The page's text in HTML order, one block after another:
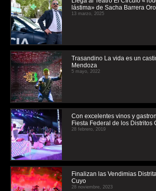
lástima» de Sacha Barrera Oro
13 marzo, 2025
Trasandino La vida es un
Mendoza
5 mayo, 2022
Con excelentes vinos y
Fiesta Federal de los Distritos
28 febrero, 2019
Finalizan las Vendimias
Cuyo
28 noviembre, 2023